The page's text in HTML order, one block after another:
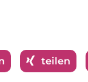
teilen